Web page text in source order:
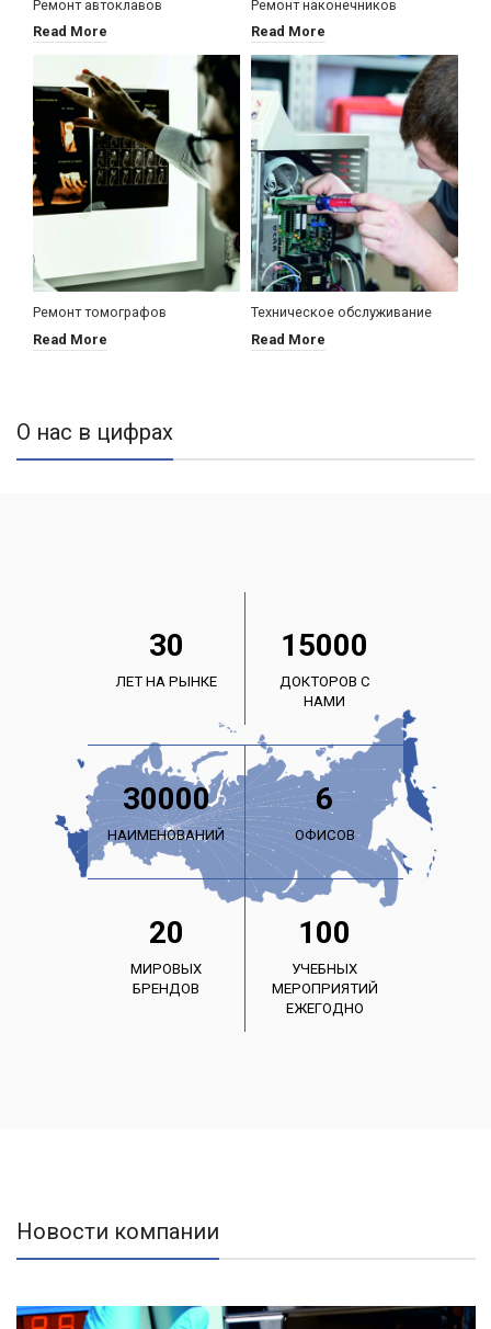
Ремонт автоклавов
Read More
Ремонт наконечников
Read More
Ремонт томографов
Read More
Техническое обслуживание
Read More
О нас в цифрах
30
ЛЕТ НА РЫНКЕ
15000
ДОКТОРОВ С
НАМИ
30000
НАИМЕНОВАНИЙ
6
ОФИСОВ
20
МИРОВЫХ
БРЕНДОВ
100
УЧЕБНЫХ
МЕРОПРИЯТИЙ
ЕЖЕГОДНО
Новости компании